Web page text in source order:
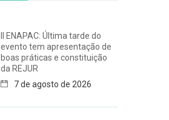
II ENAPAC: Última tarde do
evento tem apresentação de
boas práticas e constituição
da REJUR
7 de agosto de 2026